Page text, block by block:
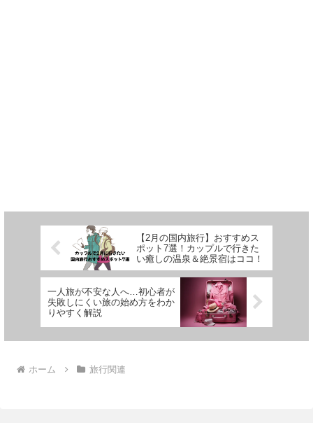
【2月の国内旅行】おすすめス
ポット7選！カップルで行きた
い癒しの温泉＆絶景宿はココ！
一人旅が不安な人へ…初心者が
失敗しにくい旅の始め方をわか
りやすく解説
ホーム 旅行関連